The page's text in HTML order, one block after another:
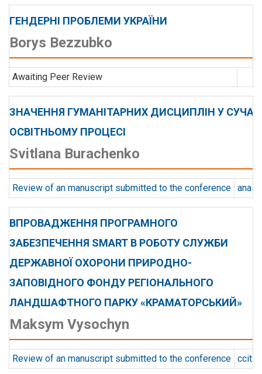
ГЕНДЕРНІ ПРОБЛЕМИ УКРАЇНИ
Borys Bezzubko
Awaiting Peer Review
ЗНАЧЕННЯ ГУМАНІТАРНИХ ДИСЦИПЛІН У
ОСВІТНЬОМУ ПРОЦЕСІ
Svitlana Burachenko
Review of an manuscript submitted to the conference
ВПРОВАДЖЕННЯ ПРОГРАМНОГО
ЗАБЕЗПЕЧЕННЯ SMART В РОБОТУ СЛУЖБИ
ДЕРЖАВНОЇ ОХОРОНИ ПРИРОДНО-
ЗАПОВІДНОГО ФОНДУ РЕГІОНАЛЬНОГО
ЛАНДШАФТНОГО ПАРКУ «КРАМАТОРСЬКИЙ»
Maksym Vysochyn
Review of an manuscript submitted to the conference ccit